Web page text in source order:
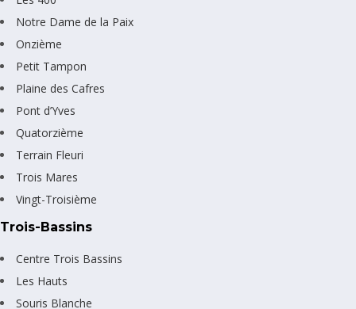
Notre Dame de la Paix
Onzième
Petit Tampon
Plaine des Cafres
Pont d’Yves
Quatorzième
Terrain Fleuri
Trois Mares
Vingt-Troisième
Trois-Bassins
Centre Trois Bassins
Les Hauts
Souris Blanche